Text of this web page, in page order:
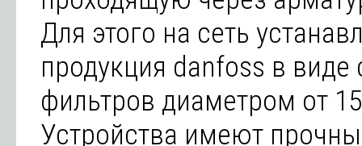
Для этого на сеть
продукция danfoss в виде
фильтров диаметром от
Устройства имеют